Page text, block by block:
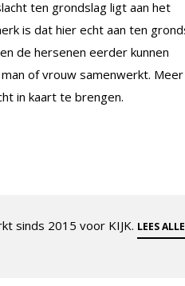
ten grondslag ligt aan het
is dat hier echt aan ten
de hersenen eerder kunnen
of vrouw samenwerkt. Meer
in kaart te brengen.
sinds 2015 voor KIJK. LEES ALLE